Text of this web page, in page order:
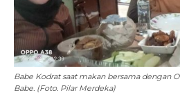
Babe Kodrat saat makan bersama dengan
Babe. (Foto. Pilar Merdeka)